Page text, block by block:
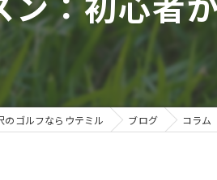
崎店 ウテミルスクー
サポート店舗
シミュレー
よ
のゴルフならウテミル ブログ コラム